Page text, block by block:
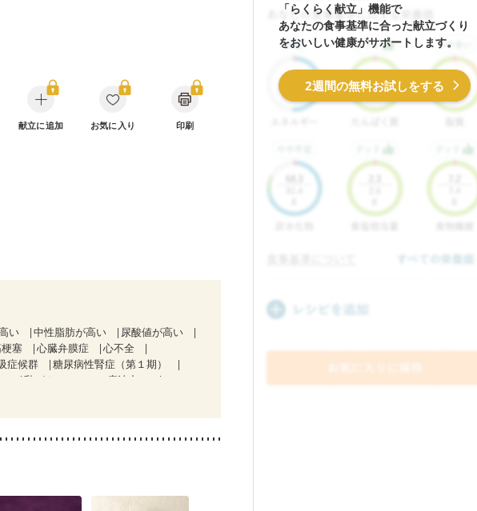
献立に追加 お気に入り 印刷
い 中性脂肪が高い
尿酸値が高い
塞 心臓弁膜症
心不全
症候群
糖尿病性腎症（第１期）
乳がん（ホルモン療法中）
「らくらく献立」機能で
あなたの食事基準に合った献立づくり
をおいしい健康がサポートします。
2週間の無料お試しをする